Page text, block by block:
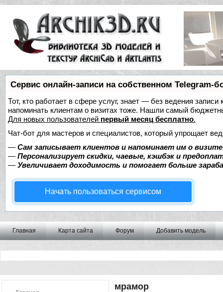
Сервис онлайн-записи на собственном Telegram-
Тот, кто работает в сфере услуг, знает — без ведения
напоминать клиентам о визитах тоже. Нашли самый
Для новых пользователей первый месяц бесплатно.
Чат-бот для мастеров и специалистов, который упрощает
— Сам записывает клиентов и напоминает им о
— Персонализирует скидки, чаевые, кэшбэк и
— Увеличивает доходимость и помогает больше
Начать пользоваться сервисом
Главная Карта сайта Форум Добавить модель
мрамор